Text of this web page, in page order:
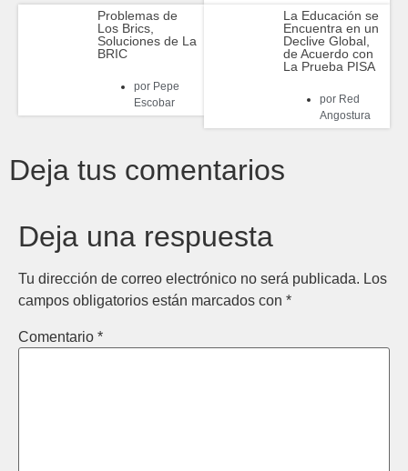
Problemas de
Los Brics,
Soluciones de La
BRIC
porPepe
Escobar
La Educación se
Encuentra en un
Declive Global,
de Acuerdo con
La Prueba PISA
porRed
Angostura
Deja tus comentarios
Deja una respuesta
Tu dirección de correo electrónico no será publicada. Los
campos obligatorios están marcados con *
Comentario *